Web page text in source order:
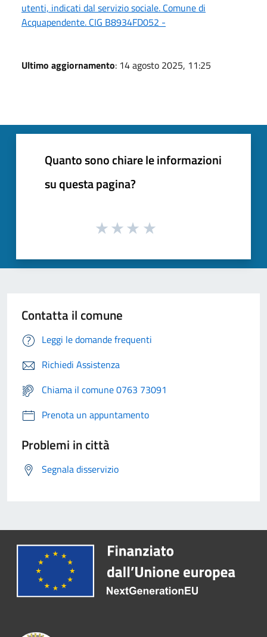
utenti, indicati dal servizio sociale. Comune di
Acquapendente. CIG B8934FD052 -
Ultimo aggiornamento: 14 agosto 2025, 11:25
Quanto sono chiare le informazioni
su questa pagina?
Contatta il comune
Leggi le domande frequenti
Richiedi Assistenza
Chiama il comune 0763 73091
Prenota un appuntamento
Problemi in città
Segnala disservizio